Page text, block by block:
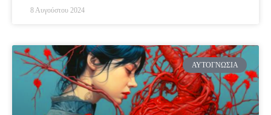
8 Αυγούστου 2024
ΑΥΤΟΓΝΩΣΊΑ